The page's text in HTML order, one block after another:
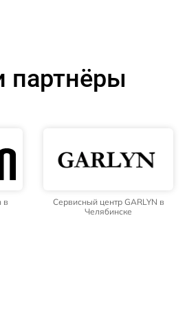
партнёры
в
Сервисный центр GARLYN в
Челябинске